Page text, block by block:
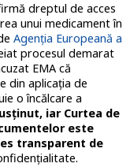
dreptul de acces
unui medicament în
Agenția Europeană a
procesul demarat
EMA că
din aplicația de
o încălcare a
iar Curtea de
este
transparent de